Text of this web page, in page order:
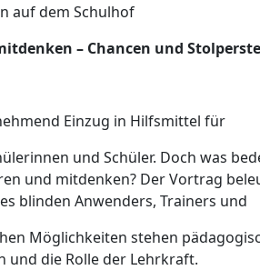
auf dem Schulhof
– Chancen und
Einzug in Hilfsmittel für
und Schüler. Doch was
und mitdenken? Der Vortrag
blinden Anwenders, Trainers und
Möglichkeiten stehen
und die Rolle der Lehrkraft.